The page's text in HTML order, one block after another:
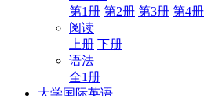
第1册 第2册 第3册 第4册
阅读
上册 下册
语法
全1册
大学国际英语